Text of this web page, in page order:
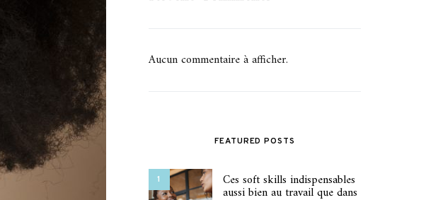
Aucun commentaire à afficher.
FEATURED POSTS
1 Ces soft skills indispensables
aussi bien au travail que dans